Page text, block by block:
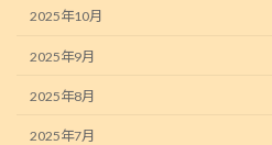
2025年10月
2025年9月
2025年8月
2025年7月